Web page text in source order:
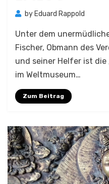
by Eduard Rappold
Unter dem
Fischer, Obmann des
und seiner Helfer ist die
im Weltmuseum…
Zum Beitrag